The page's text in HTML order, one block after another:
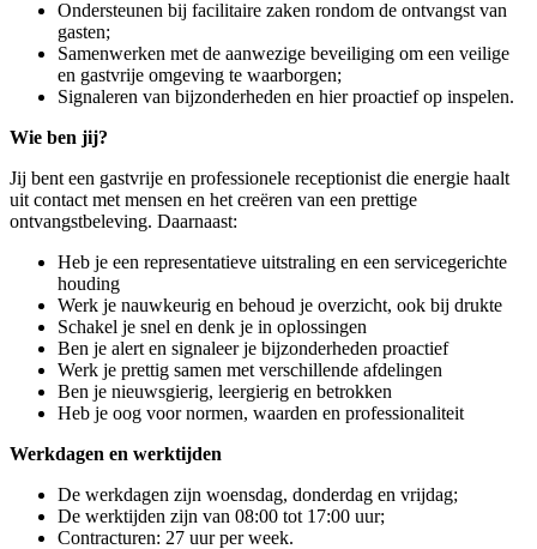
Ondersteunen bij facilitaire zaken rondom de ontvangst van
gasten;
Samenwerken met de aanwezige beveiliging om een veilige
en gastvrije omgeving te waarborgen;
Signaleren van bijzonderheden en hier proactief op inspelen.
Wie ben jij?
Jij bent een gastvrije en professionele receptionist die energie haalt
uit contact met mensen en het creëren van een prettige
ontvangstbeleving. Daarnaast:
Heb je een representatieve uitstraling en een servicegerichte
houding
Werk je nauwkeurig en behoud je overzicht, ook bij drukte
Schakel je snel en denk je in oplossingen
Ben je alert en signaleer je bijzonderheden proactief
Werk je prettig samen met verschillende afdelingen
Ben je nieuwsgierig, leergierig en betrokken
Heb je oog voor normen, waarden en professionaliteit
Werkdagen en werktijden
De werkdagen zijn woensdag, donderdag en vrijdag;
De werktijden zijn van 08:00 tot 17:00 uur;
Contracturen: 27 uur per week.